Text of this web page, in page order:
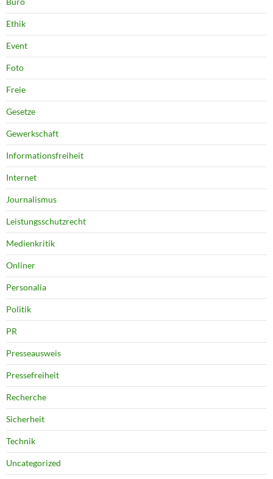
Ethik
Event
Foto
Freie
Gesetze
Gewerkschaft
Informationsfreiheit
Internet
Journalismus
Leistungsschutzrecht
Medienkritik
Onliner
Personalia
Politik
PR
Presseausweis
Pressefreiheit
Recherche
Sicherheit
Technik
Uncategorized